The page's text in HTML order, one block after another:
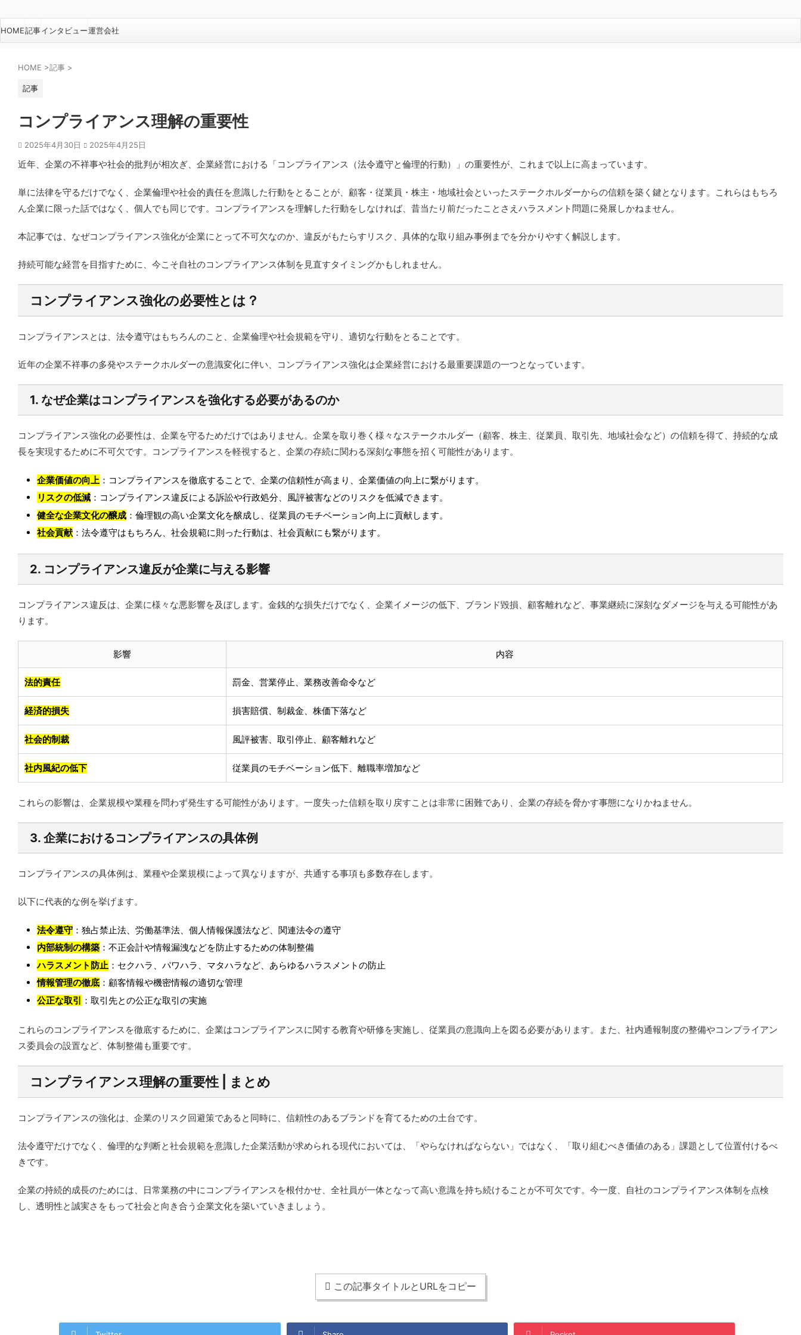
HOME記事インタビュー運営会社
HOME >記事 >
記事
コンプライアンス理解の重要性
2025年4月30日 2025年4月25日
近年、企業の不祥事や社会的批判が相次ぎ、企業経営における「コンプライアンス（法令遵守と倫理的行動）」の重要性が、これまで以上に高まっています。
単に法律を守るだけでなく、企業倫理や社会的責任を意識した行動をとることが、顧客・従業員・株主・地域社会といったステークホルダーからの信頼を築く鍵となります。これらはもちろ
ん企業に限った話ではなく、個人でも同じです。コンプライアンスを理解した行動をしなければ、昔当たり前だったことさえハラスメント問題に発展しかねません。
本記事では、なぜコンプライアンス強化が企業にとって不可欠なのか、違反がもたらすリスク、具体的な取り組み事例までを分かりやすく解説します。
持続可能な経営を目指すために、今こそ自社のコンプライアンス体制を見直すタイミングかもしれません。
コンプライアンス強化の必要性とは？
コンプライアンスとは、法令遵守はもちろんのこと、企業倫理や社会規範を守り、適切な行動をとることです。
近年の企業不祥事の多発やステークホルダーの意識変化に伴い、コンプライアンス強化は企業経営における最重要課題の一つとなっています。
1. なぜ企業はコンプライアンスを強化する必要があるのか
コンプライアンス強化の必要性は、企業を守るためだけではありません。企業を取り巻く様々なステークホルダー（顧客、株主、従業員、取引先、地域社会など）の信頼を得て、持続的な成
長を実現するために不可欠です。コンプライアンスを軽視すると、企業の存続に関わる深刻な事態を招く可能性があります。
企業価値の向上 ：コンプライアンスを徹底することで、企業の信頼性が高まり、企業価値の向上に繋がります。
リスクの低減 ：コンプライアンス違反による訴訟や行政処分、風評被害などのリスクを低減できます。
健全な企業文化の醸成 ：倫理観の高い企業文化を醸成し、従業員のモチベーション向上に貢献します。
社会貢献 ：法令遵守はもちろん、社会規範に則った行動は、社会貢献にも繋がります。
2. コンプライアンス違反が企業に与える影響
コンプライアンス違反は、企業に様々な悪影響を及ぼします。金銭的な損失だけでなく、企業イメージの低下、ブランド毀損、顧客離れなど、事業継続に深刻なダメージを与える可能性があ
ります。
影響 内容
法的責任 罰金、営業停止、業務改善命令など
経済的損失 損害賠償、制裁金、株価下落など
社会的制裁 風評被害、取引停止、顧客離れなど
社内風紀の低下 従業員のモチベーション低下、離職率増加など
これらの影響は、企業規模や業種を問わず発生する可能性があります。一度失った信頼を取り戻すことは非常に困難であり、企業の存続を脅かす事態になりかねません。
3. 企業におけるコンプライアンスの具体例
コンプライアンスの具体例は、業種や企業規模によって異なりますが、共通する事項も多数存在します。
以下に代表的な例を挙げます。
法令遵守 ：独占禁止法、労働基準法、個人情報保護法など、関連法令の遵守
内部統制の構築 ：不正会計や情報漏洩などを防止するための体制整備
ハラスメント防止 ：セクハラ、パワハラ、マタハラなど、あらゆるハラスメントの防止
情報管理の徹底 ：顧客情報や機密情報の適切な管理
公正な取引 ：取引先との公正な取引の実施
これらのコンプライアンスを徹底するために、企業はコンプライアンスに関する教育や研修を実施し、従業員の意識向上を図る必要があります。また、社内通報制度の整備やコンプライアン
ス委員会の設置など、体制整備も重要です。
コンプライアンス理解の重要性 | まとめ
コンプライアンスの強化は、企業のリスク回避策であると同時に、信頼性のあるブランドを育てるための土台です。
法令遵守だけでなく、倫理的な判断と社会規範を意識した企業活動が求められる現代においては、「やらなければならない」ではなく、「取り組むべき価値のある」課題として位置付けるべ
きです。
企業の持続的成長のためには、日常業務の中にコンプライアンスを根付かせ、全社員が一体となって高い意識を持ち続けることが不可欠です。今一度、自社のコンプライアンス体制を点検
し、透明性と誠実さをもって社会と向き合う企業文化を築いていきましょう。
この記事タイトルとURLをコピー